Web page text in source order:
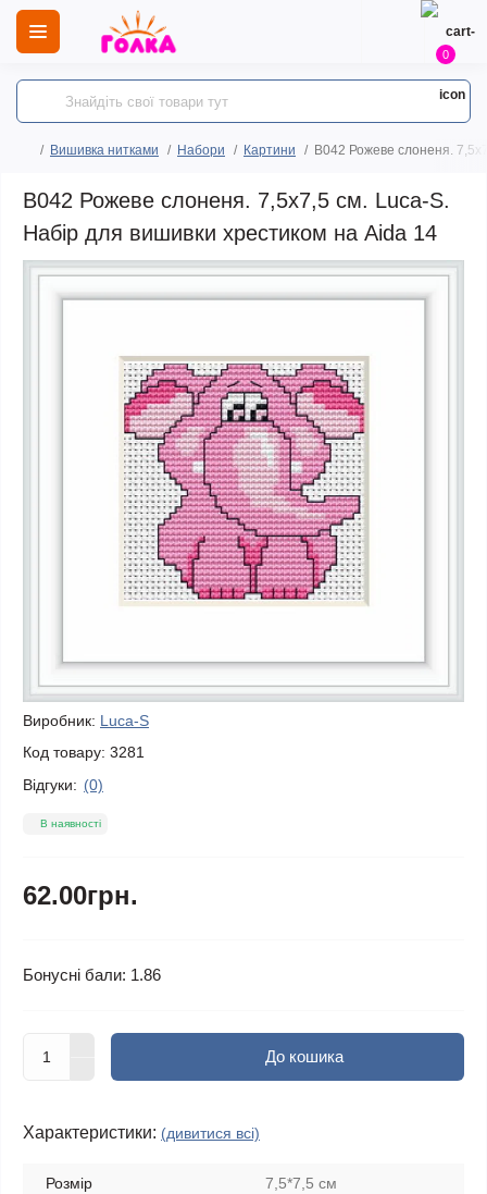
0
Вишивка нитками Набори Картини B042 Рожеве слоненя.
B042 Рожеве слоненя. 7,5х7,5 см. Luca-S.
Набір для вишивки хрестиком на Aida 14
Виробник: Luca-S
Код товару: 3281
Відгуки: (0)
В наявності
62.00грн.
Бонусні бали: 1.86
До кошика
Характеристики: (дивитися всі)
Розмір 7,5*7,5 см